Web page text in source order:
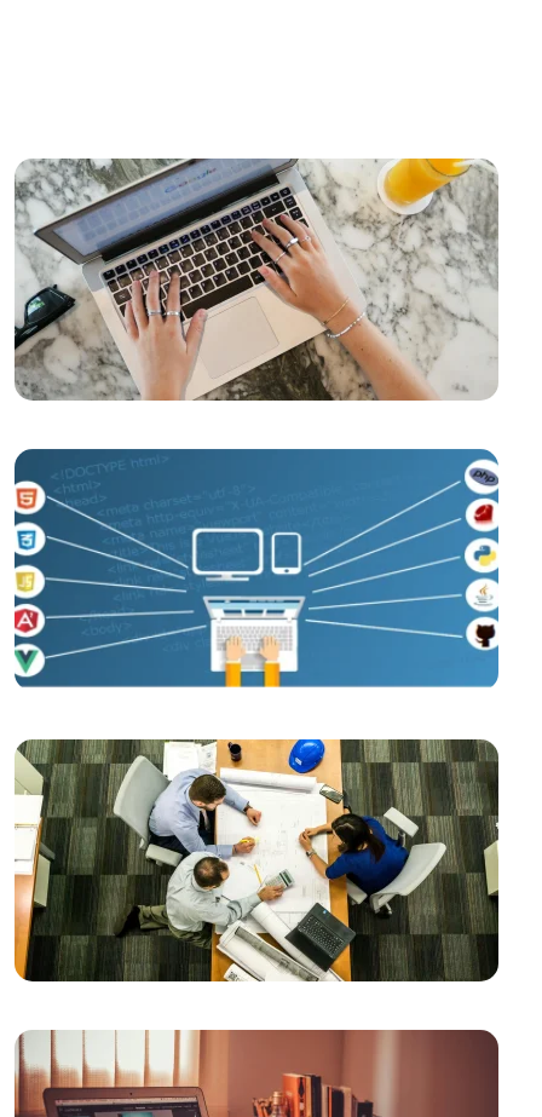
Marka ve Tasarım İlişkisi: Dijital Dünyada Başarıya
Giden Yol
Çizim Becerileri ve Yaratıcılık: Dijital Dünyada Öne
Çıkmak İçin Gerekli Olan Yetenekler
Mobil Uygulama Geliştirirken API Kullanımının Önemi
ve Avantajları
SEO Uyumlu Web Tasarımın Önemi
Yaratıcı Grafik Projeleriyle İlgili En İyi Web Tasarım
Çözümleri
Kayseri Web Tasarım Hizmetleri: Profesyonellik ve
Yaratıcılığın Buluşma Noktası
Fütüristik Logo Tasarımının Önemi ve Trendleri
Alesta Medya'nın Rolü
Modern UI Bileşenleri ve Kullanım Alanları
Mobil Uygulama Geliştirme Kılavuzları: Başarılı Bir
Mobil Uygulama Nasıl Oluşturulur?
Alesta Medya: Web Tasarımında Profesyonel
Çözümler
Basit Navigasyonun Web Tasarımındaki Önemi
Web Sitesi Güncellemeleri ve Önemi